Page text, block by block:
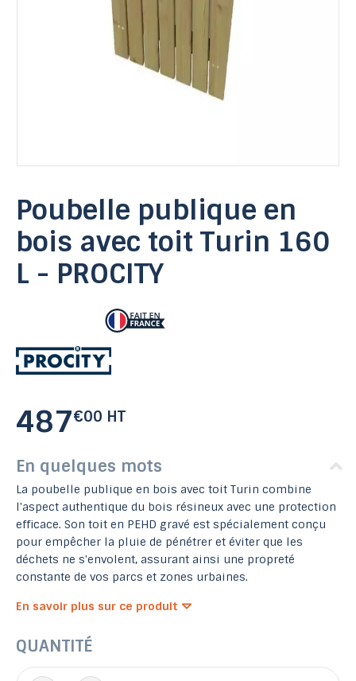
Poubelle publique en
bois avec toit Turin 160
L - PROCITY
487€00 HT
En quelques mots
La poubelle publique en bois avec toit Turin combine
l'aspect authentique du bois résineux avec une protection
efficace. Son toit en PEHD gravé est spécialement conçu
pour empêcher la pluie de pénétrer et éviter que les
déchets ne s'envolent, assurant ainsi une propreté
constante de vos parcs et zones urbaines.
En savoir plus sur ce produit
QUANTITÉ